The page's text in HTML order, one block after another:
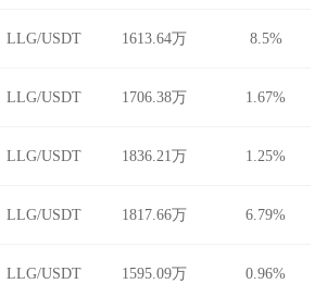
LLG/USDT 1613.64万 8.5%
LLG/USDT 1706.38万 1.67%
LLG/USDT 1836.21万 1.25%
LLG/USDT 1817.66万 6.79%
LLG/USDT 1595.09万 0.96%